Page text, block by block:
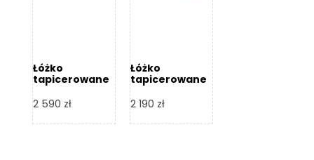
Łóżko
tapicerowane
Design
2 590 zł
Łóżko
tapicerowane
Design
2 190 zł